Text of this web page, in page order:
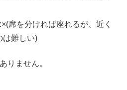
席を分ければ座れるが、近く
は難しい)
りません。